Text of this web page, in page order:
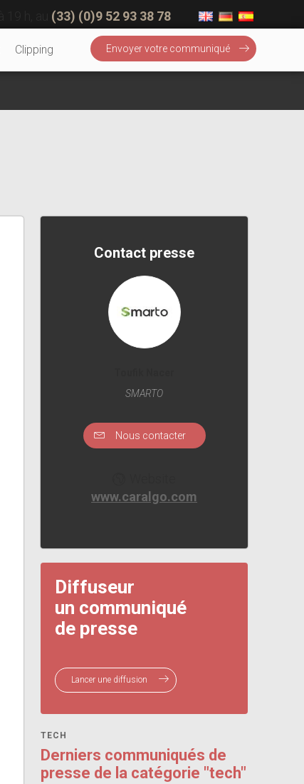
(33) (0)9 52 93 38 78
Clipping Envoyer votre communiqué
Contact presse
SMARTO
Nous contacter
www.caralgo.com
Diffuseur
un communiqué
de presse
Lancer une diffusion
TECH
Derniers communiqués de
presse de la catégorie "tech"